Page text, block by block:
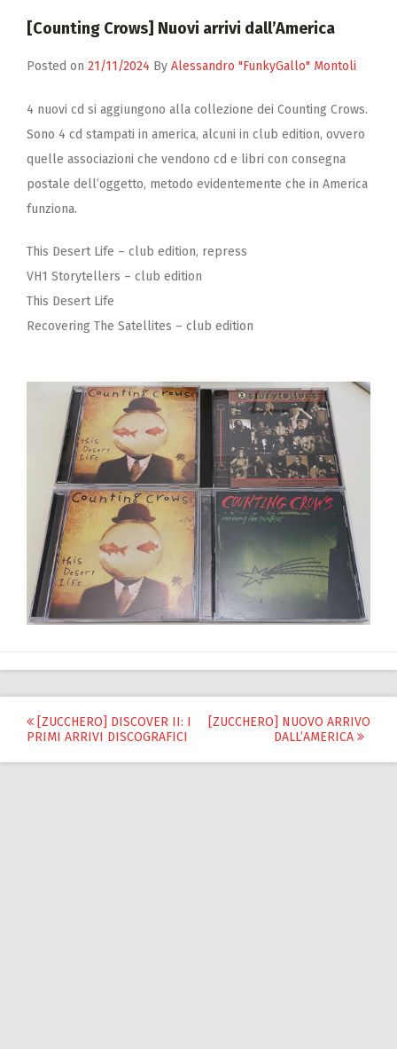
Contatti
[Counting Crows] Nuovi arrivi dall’America
Posted on 21/11/2024 By Alessandro "FunkyGallo" Montoli
4 nuovi cd si aggiungono alla collezione dei Counting Crows.
Sono 4 cd stampati in america, alcuni in club edition, ovvero
quelle associazioni che vendono cd e libri con consegna
postale dell’oggetto, metodo evidentemente che in America
funziona.
This Desert Life – club edition, repress
VH1 Storytellers – club edition
This Desert Life
Recovering The Satellites – club edition
Post
navigation
[ZUCCHERO] DISCOVER II: I
PRIMI ARRIVI DISCOGRAFICI
[ZUCCHERO] NUOVO ARRIVO
DALL’AMERICA